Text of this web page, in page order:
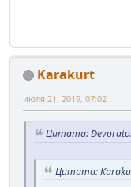
Karakurt
июля 21, 2019, 07:02
Цитата:
Цитата: